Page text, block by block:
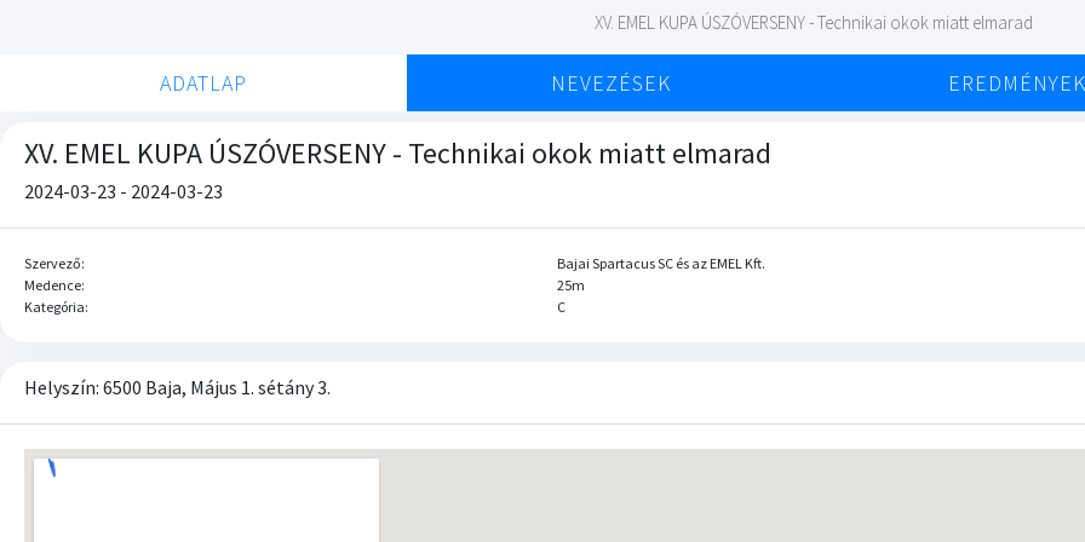
XV. EMEL KUPA ÚSZÓVERSENY - Technikai okok miatt elmarad
ADATLAP NEVEZÉSEK EREDMÉNYEK
XV. EMEL KUPA ÚSZÓVERSENY - Technikai okok miatt elmarad
2024-03-23 - 2024-03-23
Szervező:
Bajai Spartacus SC és az EMEL Kft.
Medence:
25m
Kategória:
C
Helyszín: 6500 Baja, Május 1. sétány 3.